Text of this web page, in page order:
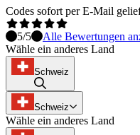
Codes sofort per E-Mail
5/5
Alle Bewertungen
Wähle ein anderes Land
Schweiz
Schweiz
Wähle ein anderes Land